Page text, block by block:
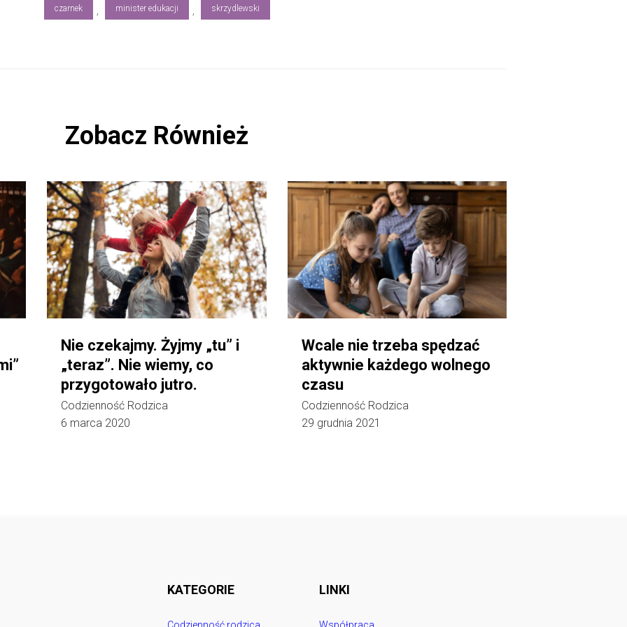
czarnek , minister edukacji , skrzydlewski
Zobacz Również
Nie czekajmy. Żyjmy „tu” i
„teraz”. Nie wiemy, co
przygotowało jutro.
Codzienność Rodzica
6 marca 2020
Wcale nie trzeba spędzać
aktywnie każdego wolnego
czasu
Codzienność Rodzica
29 grudnia 2021
KATEGORIE LINKI